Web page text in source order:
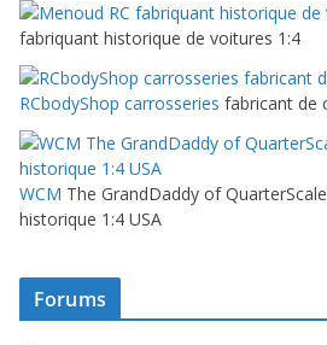
fabriquant historique de voitures 1:4
RCbodyShop carrosseries fabricant de
WCM The GrandDaddy of
historique 1:4 USA
Forums